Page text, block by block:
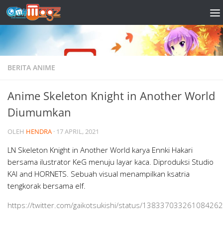
Skip to content
BERITA ANIME
Anime Skeleton Knight in Another World
Diumumkan
OLEH HENDRA · 17 APRIL, 2021
LN Skeleton Knight in Another World karya Ennki Hakari
bersama ilustrator KeG menuju layar kaca. Diproduksi Studio
KAI and HORNETS. Sebuah visual menampilkan ksatria
tengkorak bersama elf.
https://twitter.com/gaikotsukishi/status/